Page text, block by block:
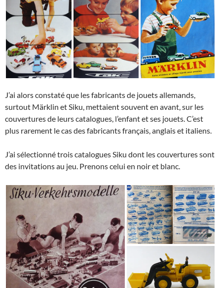
J’ai alors constaté que les fabricants de jouets allemands,
surtout Märklin et Siku, mettaient souvent en avant, sur les
couvertures de leurs catalogues, l’enfant et ses jouets. C’est
plus rarement le cas des fabricants français, anglais et italiens.
J’ai sélectionné trois catalogues Siku dont les couvertures sont
des invitations au jeu. Prenons celui en noir et blanc.